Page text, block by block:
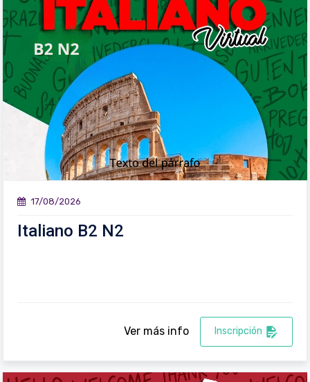
17/08/2026
Italiano B2 N2
Ver más info Inscripción